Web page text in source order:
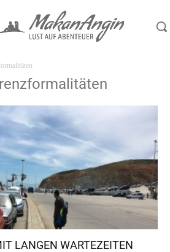
LANGEN WARTEZEITEN